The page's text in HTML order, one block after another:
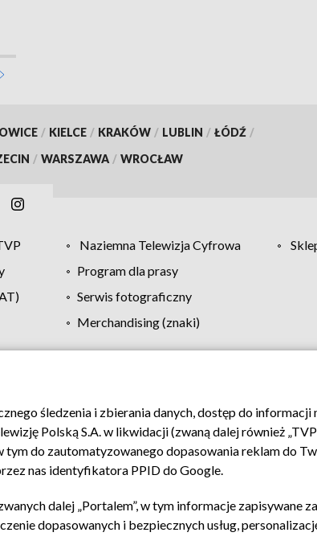
/ KIELCE / KRAKÓW / LUBLIN / ŁÓDŹ /
/ WARSZAWA / WROCŁAW
Naziemna Telewizja Cyfrowa
Program dla prasy
Serwis fotograficzny
Merchandising (znaki)
Pomoc Biuro reklamy Kontakt
śledzenia i zbierania danych, dostęp do informacji
Polską S.A. w likwidacji (zwaną dalej również
tym do zautomatyzowanego dopasowania reklam do
nas identyfikatora PPID do Google.
dalej „Portalem”, w tym informacje zapisywane
dopasowanych i bezpiecznych usług,